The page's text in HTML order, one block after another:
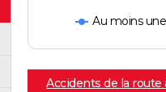
Au moins
Accidents de la route